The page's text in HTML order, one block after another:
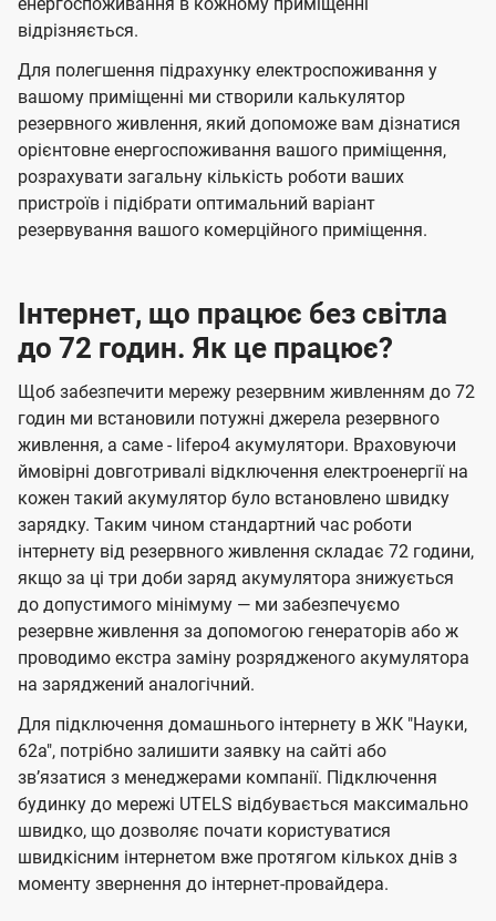
відрізняється.
Для полегшення підрахунку електроспоживання у
вашому приміщенні ми створили калькулятор
резервного живлення, який допоможе вам дізнатися
орієнтовне енергоспоживання вашого приміщення,
розрахувати загальну кількість роботи ваших
пристроїв і підібрати оптимальний варіант
резервування вашого комерційного приміщення.
Інтернет, що працює без світла
до 72 годин. Як це працює?
Щоб забезпечити мережу резервним живленням до 72
годин ми встановили потужні джерела резервного
живлення, а саме - lifepo4 акумулятори. Враховуючи
ймовірні довготривалі відключення електроенергії на
кожен такий акумулятор було встановлено швидку
зарядку. Таким чином стандартний час роботи
інтернету від резервного живлення складає 72 години,
якщо за ці три доби заряд акумулятора знижується
до допустимого мінімуму — ми забезпечуємо
резервне живлення за допомогою генераторів або ж
проводимо екстра заміну розрядженого акумулятора
на заряджений аналогічний.
Для підключення домашнього інтернету в ЖК "Науки,
62а", потрібно залишити заявку на сайті або
звʼязатися з менеджерами компанії. Підключення
будинку до мережі UTELS відбувається максимально
швидко, що дозволяє почати користуватися
швидкісним інтернетом вже протягом кількох днів з
моменту звернення до інтернет-провайдера.